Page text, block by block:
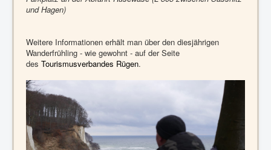
und Hagen)
Weitere Informationen erhält man über den diesjährigen
Wanderfrühling - wie gewohnt - auf der Seite
des Tourismusverbandes Rügen.